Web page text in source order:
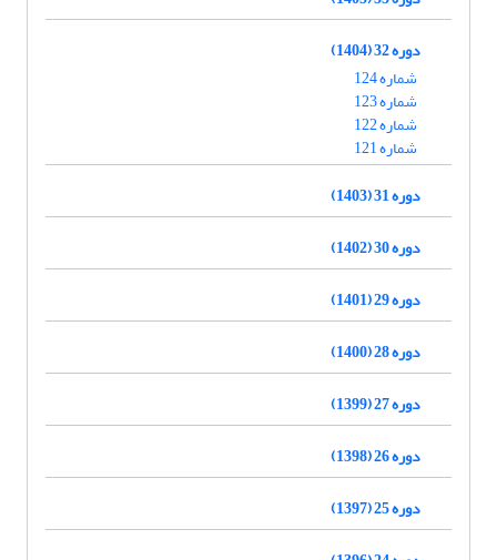
دوره 32 (1404)
شماره 124
شماره 123
شماره 122
شماره 121
دوره 31 (1403)
دوره 30 (1402)
دوره 29 (1401)
دوره 28 (1400)
دوره 27 (1399)
دوره 26 (1398)
دوره 25 (1397)